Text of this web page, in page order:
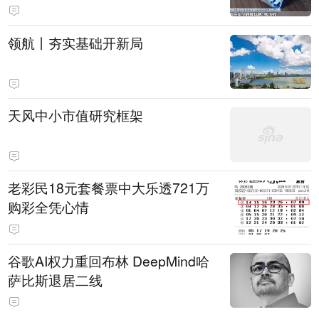
领航丨夯实基础开新局
天风中小市值研究框架
老彩民18元套餐票中大乐透721万
购彩全凭心情
谷歌AI权力重回布林 DeepMind哈
萨比斯退居二线